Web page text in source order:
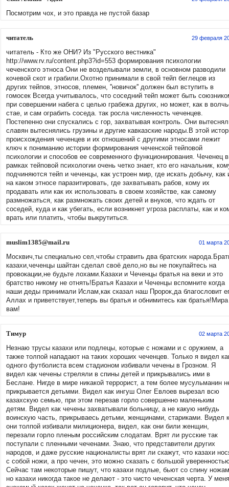
Посмотрим чох, и это правда не пустой базар
читатель 29 февраля
читатель - Кто же ОНИ? Из "Русского вестника"
http://www.rv.ru/content.php3?id=553 формирования психологии
чеченского этноса Они не возделывали земли, в основном разводили
кочевой скот и грабили.Охотно принимали в свой тейп беглецов из
других тейпов, этносов, племен, ''новичок'' должен был вступить в
гомосек Всегда учитывалось, что соседний тейп может быть
при совершении набега с целью грабежа других, но может, как в
стае, и сам ограбить соседа. так росла численность чеченцев.
Постепенно они спускались с гор, захватывая контроль. Они
славян вытеснялись грузины и другие кавказские народы.В этой
происхождения чеченцев и их отношений с другими этносами лежит
ключ к пониманию истории формирования чеченской тейповой
психологии и способов ее современного функционирования. Чеченец в
рамках тейповой психологии очень четко знает, кто его начальник,
подчиняются тейп и чеченцы, как устроен мир, где искать добычу, как
на каком этносе паразитировать, где захватывать рабов, кому их
продавать или как их использовать в своем хозяйстве, как самому
размножаться, как размножать своих детей и внуков, что ждать от
соседей, куда и как убегать, если возникнет угроза расплаты, как и
врать или платить, чтобы выкрутиться.
muslim1385@mail.ru 01 марта
Москвич,ты специально сел,чтобы стравить два братских
казахи,чеченцы шайтан сделал своё дело,но вы не покупайтесь на
провокации,не будьте лохами.Казахи и Чеченцы братья на веки и это
братство никому не отнять!Братья Казахи и Чеченцы вспомните когда
наши деды принимали Ислам,как сказал наш Пророк,да благословит
Аллах и приветствует,теперь вы братья и обнимитесь как братья!Мира
вам!
Тимур 02 марта
Незнаю трусы казахи или подлецы, которые с ножами и с оружием, а
также толпой нападают на таких хороших чеченцев. Только я видел
одного футболиста всем стадионом избивали чечены в Грозном. Я
видел как чечены стреляли в спины детей и прикрывались ими в
Беслане. Нигде в мире никакой террорист, а тем более мусульманин
прикрывается детьмми. Видел как ингуш Олег Евлоев вырезал всю
казахскую семью, при этом перезав горло совершенно маленьким
детям. Видел как чечены захватывали больницу, а не какую нибудь
воинскую часть, прикрываесь детьми, женщинами, стариками. Видел
они толпой избивали милиционера, видел, как они били женщин,
перезали горло пленым российским слодатам. Врят ли русские так
поступали с пленными чеченами. Знаю, что представители других
народов, и даже русские националисты врят ли скажут, что казахи
с собой ножи, а про чечен, это можно сказать с большой
Сейчас там некоторые пишут, что казахи подлые, бьют со спину
но казахи никогда такое не делают - это чисто чеченская черта. У меня